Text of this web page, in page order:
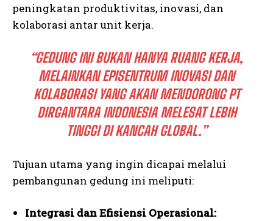
peningkatan produktivitas, inovasi, dan
kolaborasi antar unit kerja.
“GEDUNG INI BUKAN HANYA RUANG KERJA,
MELAINKAN EPISENTRUM INOVASI DAN
KOLABORASI YANG AKAN MENDORONG PT
DIRGANTARA INDONESIA MELESAT LEBIH
TINGGI DI KANCAH GLOBAL.”
Tujuan utama yang ingin dicapai melalui
pembangunan gedung ini meliputi:
Integrasi dan Efisiensi Operasional: